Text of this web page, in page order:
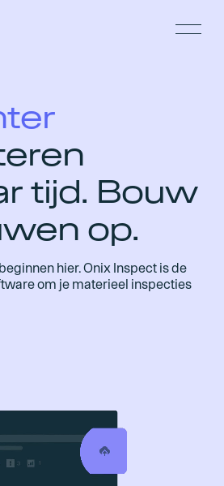
tijd. Bouw
op.
hier. Onix Inspect is de
om je materieel inspecties